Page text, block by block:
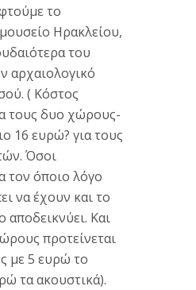
το
Ηρακλείου,
του
αρχαιολογικό
( Κόστος
τους δυο χώρους-
16 ευρώ? για τους
Όσοι
τον όποιο λόγο
να έχουν και το
αποδεικνύει. Και
προτείνεται
με 5 ευρώ το
τα ακουστικά).